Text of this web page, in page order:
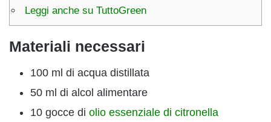
Leggi anche su TuttoGreen
Materiali necessari
100 ml di acqua distillata
50 ml di alcol alimentare
10 gocce di olio essenziale di citronella